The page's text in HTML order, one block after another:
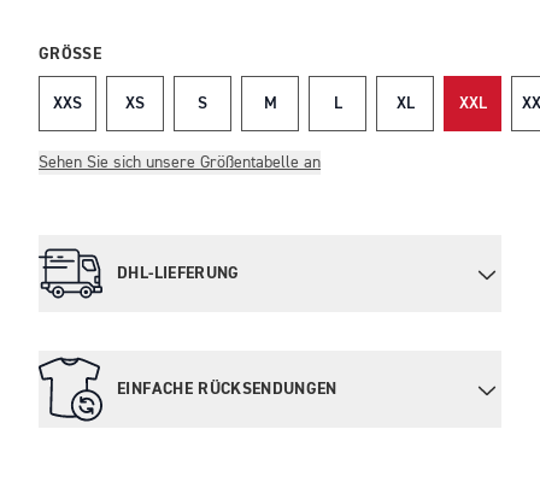
GRÖSSE
XXS XS S M L XL XXL
Sehen Sie sich unsere Größentabelle an
DHL-LIEFERUNG
EINFACHE RÜCKSENDUNGEN